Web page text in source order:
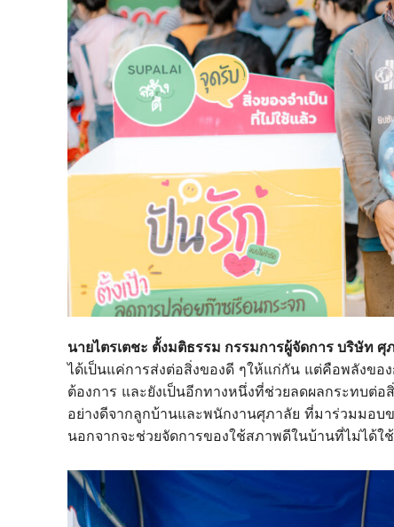
นายไตรเตชะ ตั้งมติธรรม กรรมการผู้จัดการ บริษัท
ได้เป็นแค่การส่งต่อสิ่งของดี ๆให้แก่กัน แต่คือพลังข
ต้องการ และยังเป็นอีกทางหนึ่งที่ช่วยลดผลกระทบต่อ
อย่างดีจากลูกบ้านและพนักงานศุภาลัย ที่มาร่วมมอบ
นอกจากจะช่วยจัดการของใช้สภาพดีในบ้านที่ไม่ได้ใ